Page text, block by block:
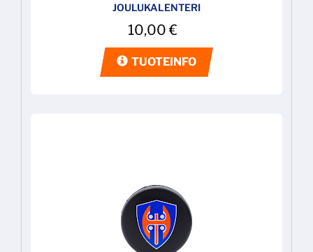
JOULUKALENTERI
10,00€
TUOTEINFO